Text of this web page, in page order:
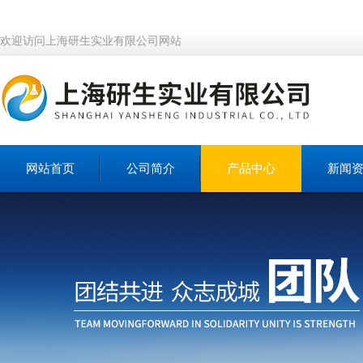
欢迎访问上海研生实业有限公司网站
网站首页 公司简介 产品中心 新闻